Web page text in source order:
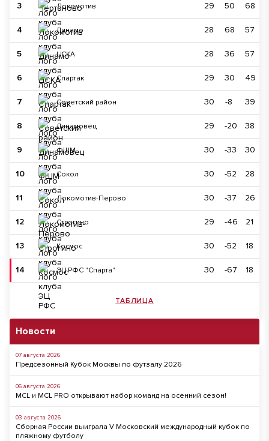
3 Локомотив 29 50 68
4 Динамо 28 68 57
5 ЦСКА 28 36 57
6 Спартак 29 30 49
7 Советский район 30 -8 39
8 Динамовец 29 -20 38
9 ФШМ 30 -33 30
10 Сокол 30 -52 28
11 Локомотив-Перово 30 -37 26
12 Строгино 29 -46 21
13 Космос 30 -52 18
14 ЭЦ РФС "Спарта" 30 -67 18
ТАБЛИЦА
Новости
07 августа 2026
Предсезонный Кубок Москвы по футзалу 2026
06 августа 2026
MCL и MCL PRO открывают набор команд на осенний сезон!
03 августа 2026
Сборная России выиграла V Московский международный кубок по
пляжному футболу